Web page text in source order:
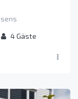
4Gäste